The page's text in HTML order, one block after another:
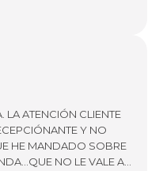
LA ATENCIÓN CLIENTE
Y NO
HE MANDADO SOBRE
NO LE VALE AL